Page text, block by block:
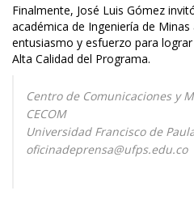
Finalmente, José Luis Gómez
académica de Ingeniería de
entusiasmo y esfuerzo para
Alta Calidad del Programa.
Centro de Comunicaciones y
CECOM
Universidad Francisco de
oficinadeprensa@ufps.edu.co